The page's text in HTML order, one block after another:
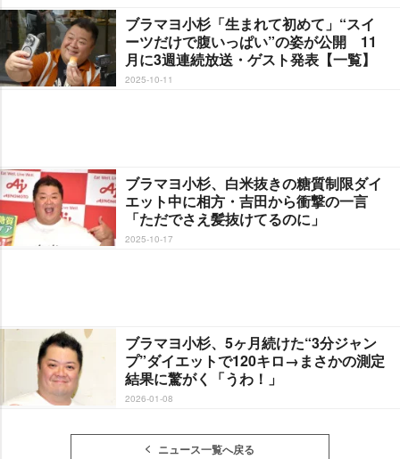
ブラマヨ小杉「生まれて初めて」“スイ
ーツだけで腹いっぱい”の姿が公開 11
月に3週連続放送・ゲスト発表【一覧】
2025-10-11
ブラマヨ小杉、白米抜きの糖質制限ダイ
エット中に相方・吉田から衝撃の一言
「ただでさえ髪抜けてるのに」
2025-10-17
ブラマヨ小杉、5ヶ月続けた“3分ジャン
プ”ダイエットで120キロ→まさかの測定
結果に驚がく「うわ！」
2026-01-08
ニュース一覧へ戻る